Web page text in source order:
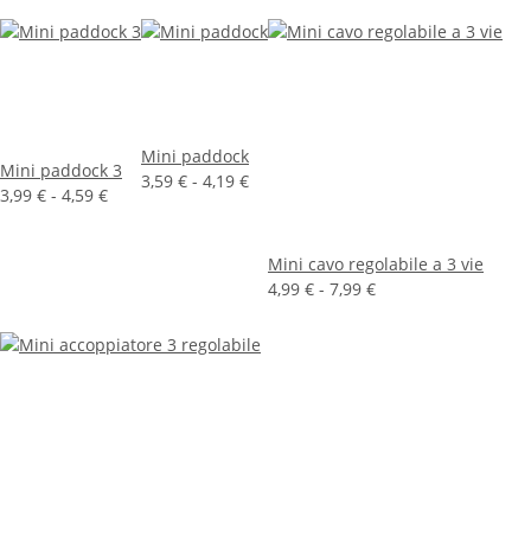
Mini paddock 3
3,99 € - 4,59 €
Mini paddock
3,59 € - 4,19 €
Mini cavo regolabile a 3 vie
4,99 € - 7,99 €